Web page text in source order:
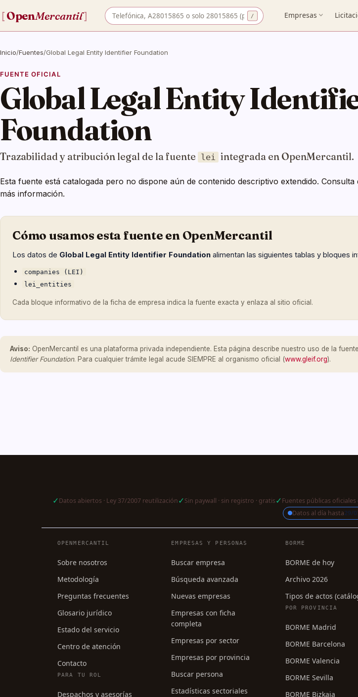
[ OpenMercantil] Buscar empresa por nombre o CIF Empresas expand_more
Inicio/Fuentes/Global Legal Entity Identifier Foundation
FUENTE OFICIAL
Global Legal Entity
Foundation
Trazabilidad y atribución legal de la fuente lei integrada en OpenMercantil.
Esta fuente está catalogada pero no dispone aún de contenido descriptivo extendido. Consulta
más información.
Cómo usamos esta fuente en OpenMercantil
Los datos de Global Legal Entity Identifier Foundation alimentan las siguientes tablas y bloques
companies (LEI)
lei_entities
Cada bloque informativo de la ficha de empresa indica la fuente exacta y enlaza al sitio oficial.
Aviso: OpenMercantil es una plataforma privada independiente. Esta página describe nuestro uso de la fuente
Identifier Foundation. Para cualquier trámite legal acude SIEMPRE al organismo oficial (www.gleif.org).
✓Datos abiertos · Ley 37/2007 reutilización✓Sin paywall · sin registro · gratis✓Fuentes públicas oficiales
Datos al día hasta29/
Navegación del pie de página
OPENMERCANTIL
Sobre nosotros
Metodología
Preguntas frecuentes
Glosario jurídico
Estado del servicio
Centro de atención
Contacto
PARA TU ROL
Despachos y asesorías
EMPRESAS Y PERSONAS
Buscar empresa
Búsqueda avanzada
Nuevas empresas
Empresas con ficha
completa
Empresas por sector
Empresas por provincia
Buscar persona
Estadísticas sectoriales
BORME
BORME de hoy
Archivo 2026
Tipos de actos
POR PROVINCIA
BORME Madrid
BORME Barcelona
BORME Valencia
BORME Sevilla
BORME Bizkaia